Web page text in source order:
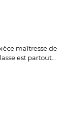
maîtresse de
est partout…